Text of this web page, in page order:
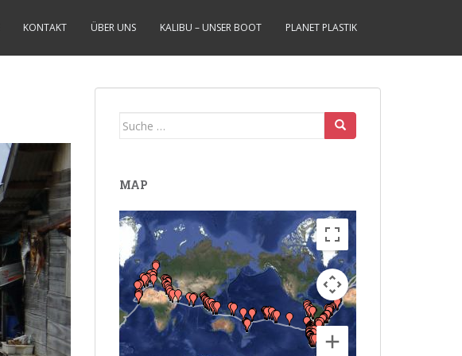
KONTAKT ÜBER UNS KALIBU – UNSER BOOT PLANET PLASTIK
Suche
MAP